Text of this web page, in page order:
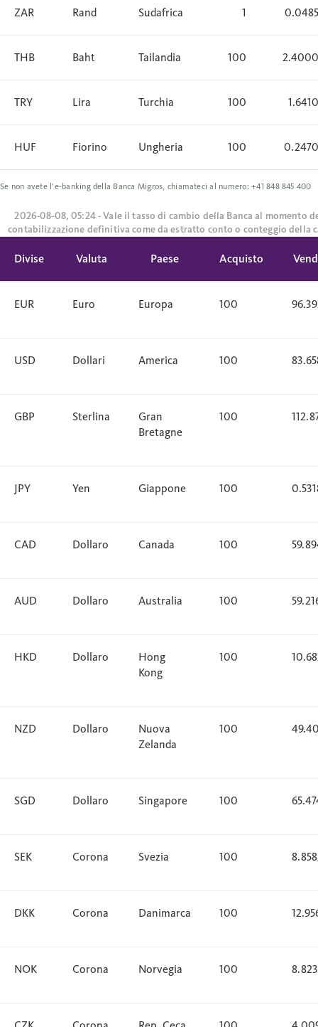
ZAR Rand Sudafrica 1 0.0485
THB Baht Tailandia 100 2.4000
TRY Lira Turchia 100 1.6410
HUF Fiorino Ungheria 100 0.2470
Se non avete l’e-banking della Banca Migros, chiamateci al numero: +41 848 845 400
2026-08-08, 05:24 - Vale il tasso di cambio della Banca al momento
contabilizzazione definitiva come da estratto conto o conteggio della
Divise Valuta Paese Acquisto
EUR Euro Europa 100
USD Dollari America 100
GBP Sterlina
Gran
Bretagne
100
JPY Yen Giappone 100
CAD Dollaro Canada 100
AUD Dollaro Australia 100
HKD Dollaro
Hong
Kong
100
NZD Dollaro
Nuova
Zelanda
100
SGD Dollaro Singapore 100
SEK Corona Svezia 100
DKK Corona Danimarca 100
NOK Corona Norvegia 100